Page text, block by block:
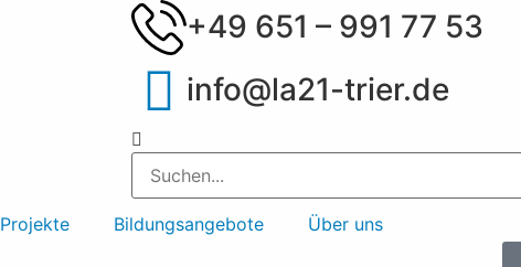
+49 651 – 991 77 53
info@la21-trier.de
Projekte Bildungsangebote Über uns